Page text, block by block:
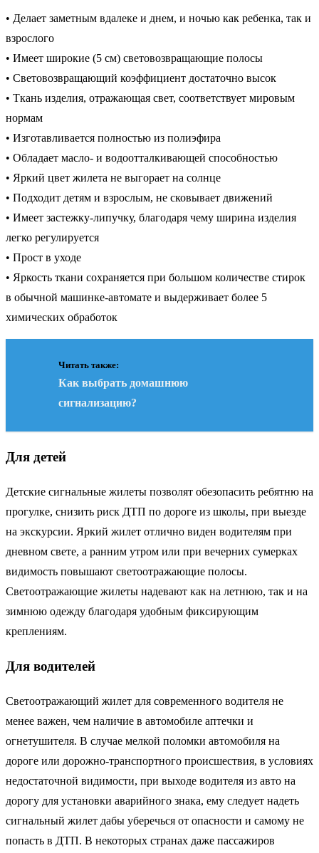
• Делает заметным вдалеке и днем, и ночью как ребенка, так и
взрослого
• Имеет широкие (5 см) световозвращающие полосы
• Световозвращающий коэффициент достаточно высок
• Ткань изделия, отражающая свет, соответствует мировым
нормам
• Изготавливается полностью из полиэфира
• Обладает масло- и водоотталкивающей способностью
• Яркий цвет жилета не выгорает на солнце
• Подходит детям и взрослым, не сковывает движений
• Имеет застежку-липучку, благодаря чему ширина изделия
легко регулируется
• Прост в уходе
• Яркость ткани сохраняется при большом количестве стирок
в обычной машинке-автомате и выдерживает более 5
химических обработок
Читать также:
Как выбрать домашнюю
сигнализацию?
Для детей
Детские сигнальные жилеты позволят обезопасить ребятню на
прогулке, снизить риск ДТП по дороге из школы, при выезде
на экскурсии. Яркий жилет отлично виден водителям при
дневном свете, а ранним утром или при вечерних сумерках
видимость повышают светоотражающие полосы.
Светоотражающие жилеты надевают как на летнюю, так и на
зимнюю одежду благодаря удобным фиксирующим
креплениям.
Для водителей
Светоотражающий жилет для современного водителя не
менее важен, чем наличие в автомобиле аптечки и
огнетушителя. В случае мелкой поломки автомобиля на
дороге или дорожно-транспортного происшествия, в условиях
недостаточной видимости, при выходе водителя из авто на
дорогу для установки аварийного знака, ему следует надеть
сигнальный жилет дабы уберечься от опасности и самому не
попасть в ДТП. В некоторых странах даже пассажиров